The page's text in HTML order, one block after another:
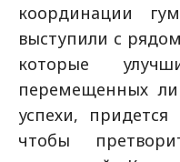
координации
выступили с
которые
перемещенных
успехи,
чтобы